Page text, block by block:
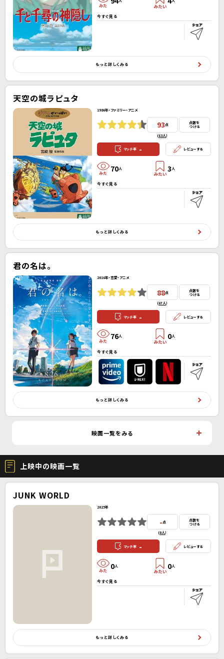
今すぐ見る
もっと詳しくみる
天空の城ラピュタ
1986年・ファミリー・アニメ
93点
(63人）
点数を
つける
マッチ率 - レビューする
70人 3人
今すぐ見る
もっと詳しくみる
君の名は。
2016年・恋愛・アニメ
88点
(67人）
点数を
つける
マッチ率 - レビューする
76人 0人
今すぐ見る
もっと詳しくみる
映画一覧をみる
上映中の映画一覧
JUNK WORLD
2025年
- 点
(0人）
点数を
つける
マッチ率 - レビューする
0人 0人
今すぐ見る
もっと詳しくみる